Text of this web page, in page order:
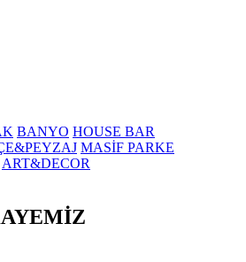
BANYO HOUSE BAR
MASİF PARKE
ART&DECOR